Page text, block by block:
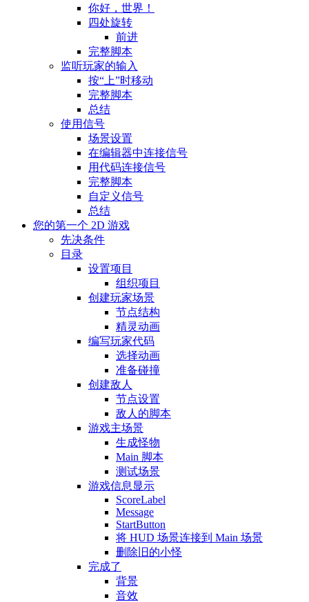
你好，世界！
四处旋转
前进
完整脚本
监听玩家的输入
按“上”时移动
完整脚本
总结
使用信号
场景设置
在编辑器中连接信号
用代码连接信号
完整脚本
自定义信号
总结
您的第一个 2D 游戏
先决条件
目录
设置项目
组织项目
创建玩家场景
节点结构
精灵动画
编写玩家代码
选择动画
准备碰撞
创建敌人
节点设置
敌人的脚本
游戏主场景
生成怪物
Main 脚本
测试场景
游戏信息显示
ScoreLabel
Message
StartButton
将 HUD 场景连接到 Main 场景
删除旧的小怪
完成了
背景
音效